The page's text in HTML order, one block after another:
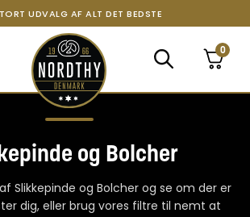
FRAGT FRA 299,- TIL PAKKESHOP
UDVALG AF ALT DET BEDSTE 0
og Bolcher
Slikkepinde og Bolcher og se om der er
dig, eller brug vores filtre til nemt at